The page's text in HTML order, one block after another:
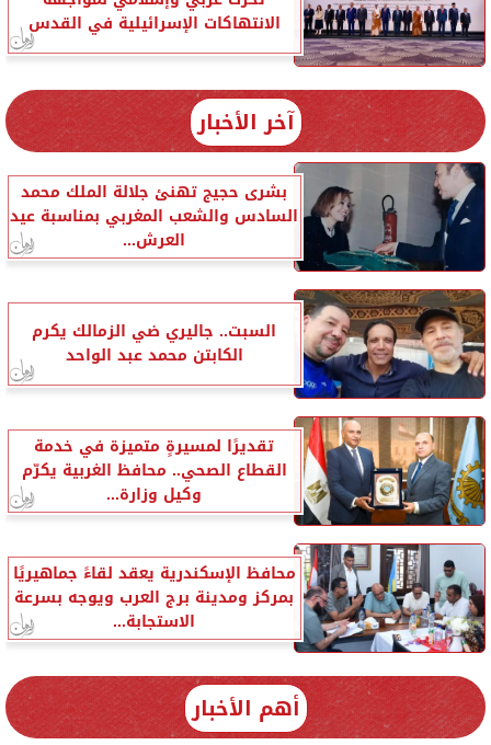
الانتهاكات الإسرائيلية في القدس
آخر الأخبار
بشرى حجيج تهنئ جلالة الملك محمد
السادس والشعب المغربي بمناسبة عيد
العرش...
السبت.. جاليري ضي الزمالك يكرم
الكابتن محمد عبد الواحد
تقديرًا لمسيرةٍ متميزة في خدمة
القطاع الصحي.. محافظ الغربية يكرّم
وكيل وزارة...
محافظ الإسكندرية يعقد لقاءً جماهيريًا
بمركز ومدينة برج العرب ويوجه بسرعة
الاستجابة...
أهم الأخبار